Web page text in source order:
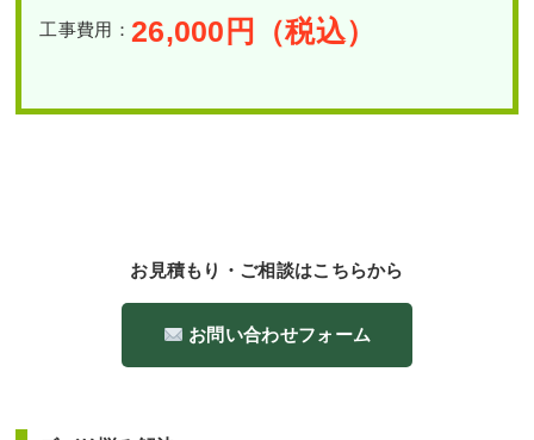
工事費用： 26,000 円（税込）
お見積もり・ご相談はこちらから
お問い合わせフォーム